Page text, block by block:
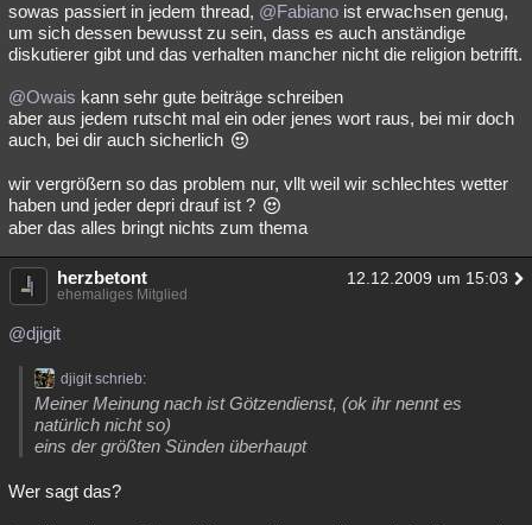
sowas passiert in jedem thread, @Fabiano ist erwachsen genug,
um sich dessen bewusst zu sein, dass es auch anständige
diskutierer gibt und das verhalten mancher nicht die religion betrifft.
@Owais kann sehr gute beiträge schreiben
aber aus jedem rutscht mal ein oder jenes wort raus, bei mir doch
auch, bei dir auch sicherlich
wir vergrößern so das problem nur, vllt weil wir schlechtes wetter
haben und jeder depri drauf ist ?
aber das alles bringt nichts zum thema
herzbetont 12.12.2009 um 15:03
ehemaliges Mitglied
@djigit
djigit schrieb:
Meiner Meinung nach ist Götzendienst, (ok ihr nennt es
natürlich nicht so)
eins der größten Sünden überhaupt
Wer sagt das?